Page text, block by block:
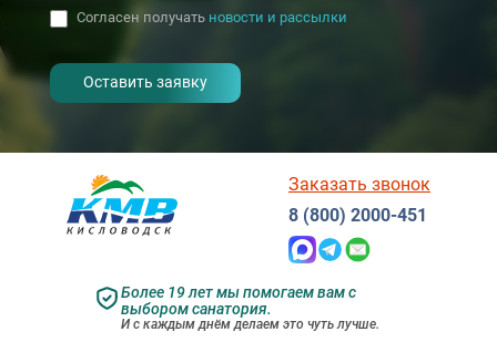
Согласен получать новости и рассылки
Более 19 лет мы помогаем вам с
выбором санатория.
И с каждым днём делаем это чуть лучше.
Заказать звонок
8 (800) 2000-451